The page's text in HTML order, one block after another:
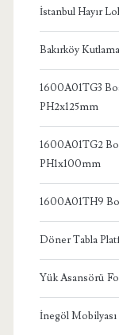
İstanbul Hayır
Bakırköy
1600A01TG3
PH2x125mm
1600A01TG2
PH1x100mm
1600A01TH9
Döner Tabla
Yük Asansörü
İnegöl Mobilyası